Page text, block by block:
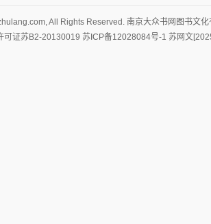
All Rights Reserved. 南京大众书网图书文化
可证苏B2-20130019 苏ICP备12028084号-1 苏网文